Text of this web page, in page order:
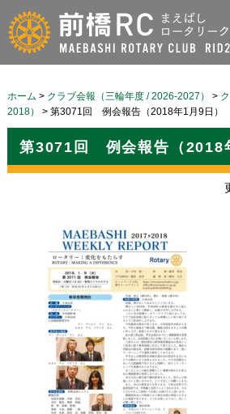
ホーム > クラブ会報（三輪年度 / 2026-2027） >
2018）
> 第3071回 例会報告（2018年1月9日）
第3071回 例会報告（2018